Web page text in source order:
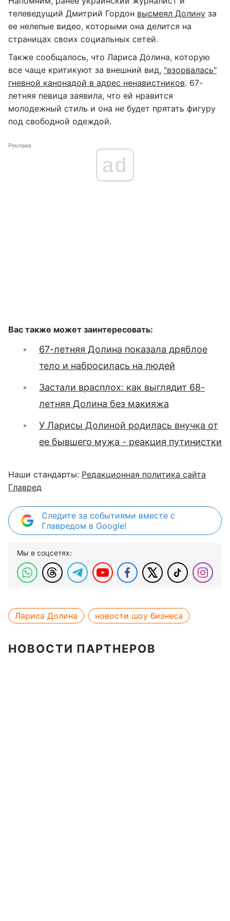
телеведущий Дмитрий Гордон высмеял Долину за
ее нелепые видео, которыми она делится на
страницах своих социальных сетей.
Также сообщалось, что Лариса Долина, которую
все чаще критикуют за внешний вид, "взорвалась"
гневной канонадой в адрес ненавистников. 67-
летняя певица заявила, что ей нравится
молодежный стиль и она не будет прятать фигуру
под свободной одеждой.
Реклама
ad
Вас также может заинтересовать:
67-летняя Долина показала дряблое
тело и набросилась на людей
Застали врасплох: как выглядит 68-
летняя Долина без макияжа
У Ларисы Долиной родилась внучка от
ее бывшего мужа - реакция путинистки
Наши стандарты: Редакционная политика сайта
Главред
Следите за событиями вместе с
Главредом в Google!
Мы в соцсетях:
Лариса Долина новости шоу бизнеса
НОВОСТИ ПАРТНЕРОВ